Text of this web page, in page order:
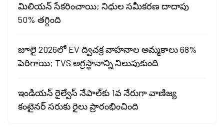
మిలియన్ సేకరించాయి; నిధుల సమీకరణ దాదాపు
50% తగ్గింది
జూలై 2026లో EV ద్విచక్ర వాహనాల అమ్మకాలు 68%
పెరిగాయి; TVS అగ్రస్థానాన్ని నిలుపుకుంది
ఇండియన్ రైల్వేస్ నేపాల్‌కు 1వ నేరుగా వాణిజ్య
కంటైనర్ సరుకు రైలు ప్రారంభించింది